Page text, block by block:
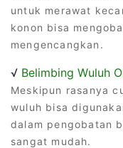
untuk merawat
konon bisa
mengencangkan.
√ Belimbing Wuluh
Meskipun rasanya
wuluh bisa
dalam pengobatan
sangat mudah.